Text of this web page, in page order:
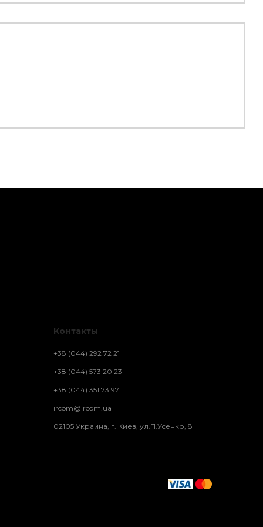
Контакты
+38 (044) 292 72 21
+38 (044) 573 20 23
+38 (044) 351 73 97
ircom@ircom.ua
02105 Украина, г. Киев, ул.П.Усенко, 8